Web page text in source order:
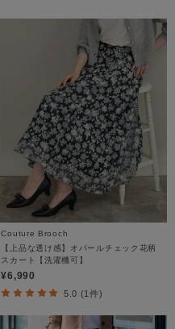
Couture Brooch
【上品な透け感】オパールチェック花柄
スカート【洗濯機可】
¥6,990
5.0 (1件)